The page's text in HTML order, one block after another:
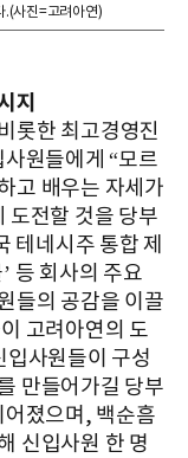
.(사진=고려아연)
지
롯한 최고경영진
원들에게 “모르
고 배우는 자세가
도전할 것을 당부
테네시주 통합 제
등 회사의 주요
들의 공감을 이끌
고려아연의 도
입사원들이 구성
만들어가길 당부
졌으며, 백순흠
신입사원 한 명